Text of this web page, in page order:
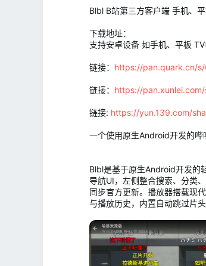
Blbl B站第三方客户端 手机、
下载地址：
支持安卓设备 如手机、平板
链接： https://pan.quark.cn/
链接： https://
链接: https://yun.139.com/
一个使用原生Android开发的
Blbl是基于原生Android开发的
导航UI，左侧整合搜索、分类
同步官方更新。播放器搭载现
与播放历史，内置自动跳过片